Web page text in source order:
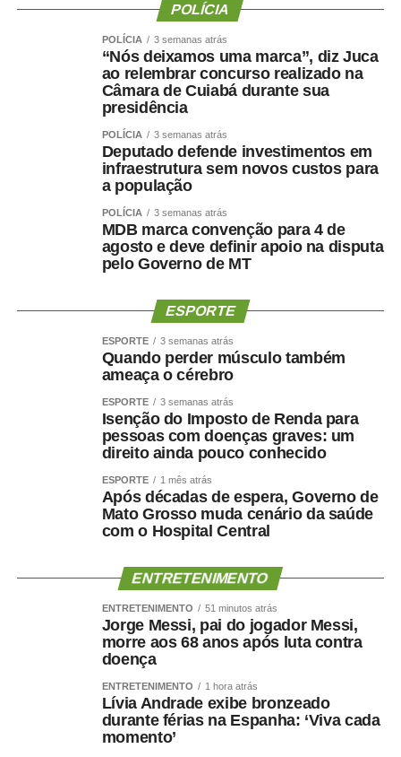
WhatsApp
Facebook
Twitter
Messenger
LinkedIn
Share
POLÍCIA
POLÍCIA 3 semanas atrás
“Nós deixamos uma marca”, diz Juca
ao relembrar concurso realizado na
Câmara de Cuiabá durante sua
presidência
POLÍCIA 3 semanas atrás
Deputado defende investimentos em
infraestrutura sem novos custos para
a população
POLÍCIA 3 semanas atrás
MDB marca convenção para 4 de
agosto e deve definir apoio na disputa
pelo Governo de MT
ESPORTE
ESPORTE 3 semanas atrás
Quando perder músculo também
ameaça o cérebro
ESPORTE 3 semanas atrás
Isenção do Imposto de Renda para
pessoas com doenças graves: um
direito ainda pouco conhecido
ESPORTE 1 mês atrás
Após décadas de espera, Governo de
Mato Grosso muda cenário da saúde
com o Hospital Central
ENTRETENIMENTO
ENTRETENIMENTO 51 minutos atrás
Jorge Messi, pai do jogador Messi,
morre aos 68 anos após luta contra
doença
ENTRETENIMENTO 1 hora atrás
Lívia Andrade exibe bronzeado
durante férias na Espanha: ‘Viva cada
momento’